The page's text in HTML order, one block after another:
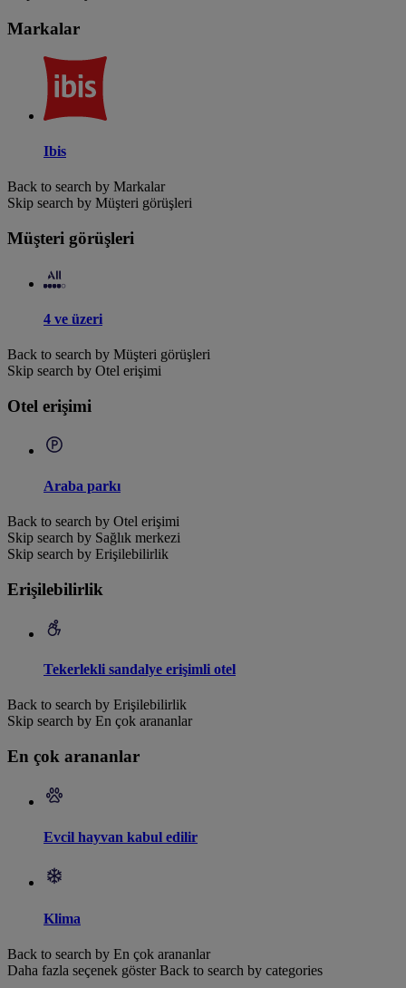
Markalar
Ibis
Back to search by Markalar
Skip search by Müşteri görüşleri
Müşteri görüşleri
4 ve üzeri
Back to search by Müşteri görüşleri
Skip search by Otel erişimi
Otel erişimi
Araba parkı
Back to search by Otel erişimi
Skip search by Sağlık merkezi
Skip search by Erişilebilirlik
Erişilebilirlik
Tekerlekli sandalye erişimli otel
Back to search by Erişilebilirlik
Skip search by En çok arananlar
En çok arananlar
Evcil hayvan kabul edilir
Klima
Back to search by En çok arananlar
Daha fazla seçenek göster Back to search by categories